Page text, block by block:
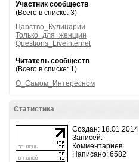
Участник сообществ
(Всего в списке: 3)
Царство_Кулинарии
Только_для_женщин
Questions_LiveInternet
Читатель сообществ
(Всего в списке: 1)
О_Самом_Интересном
Статистика
Создан: 18.01.2014
Записей:
Комментариев:
Написано: 6582